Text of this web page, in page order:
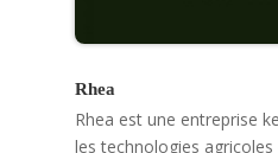
Rhea
Rhea est une entreprise
les technologies